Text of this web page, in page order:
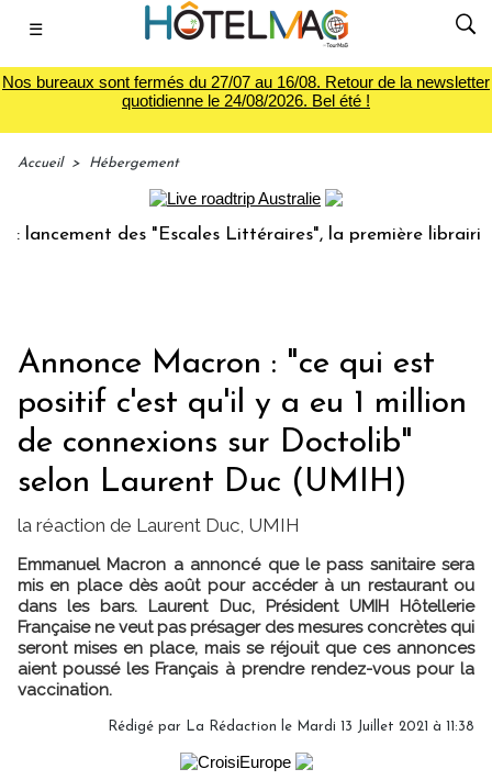
☰
Nos bureaux sont fermés du 27/07 au 16/08. Retour de la newsletter
quotidienne le 24/08/2026. Bel été !
Accueil > Hébergement
des "Escales Littéraires", la première librairie du
Annonce Macron : "ce qui est
positif c'est qu'il y a eu 1 million
de connexions sur Doctolib"
selon Laurent Duc (UMIH)
la réaction de Laurent Duc, UMIH
Emmanuel Macron a annoncé que le pass sanitaire sera
mis en place dès août pour accéder à un restaurant ou
dans les bars. Laurent Duc, Président UMIH Hôtellerie
Française ne veut pas présager des mesures concrètes qui
seront mises en place, mais se réjouit que ces annonces
aient poussé les Français à prendre rendez-vous pour la
vaccination.
Rédigé par La Rédaction le Mardi 13 Juillet 2021 à 11:38